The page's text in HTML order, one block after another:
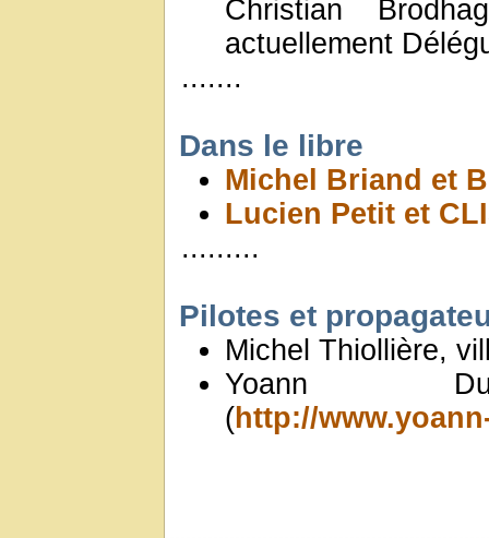
Christian
actuellement
.......
Dans le libre
Michel Briand et
Lucien Petit et
.........
Pilotes et
Michel Thiollière,
Yoann
(http://